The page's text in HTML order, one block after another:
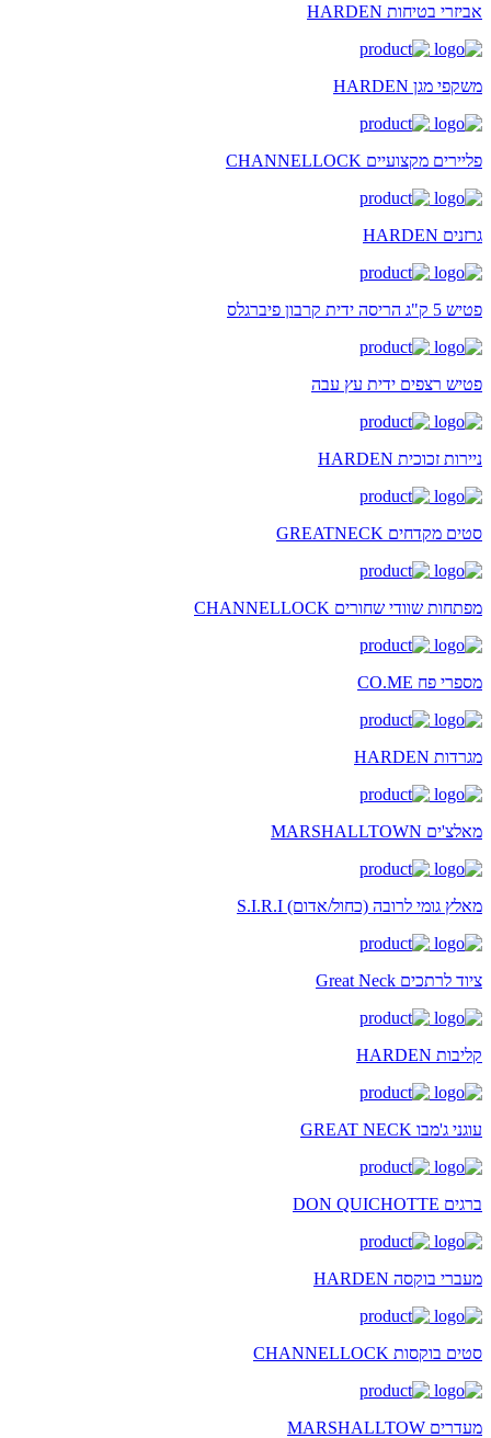
אביזרי בטיחות HARDEN
משקפי מגן HARDEN
פליירים מקצועיים CHANNELLOCK
גרזנים HARDEN
פטיש 5 ק"ג הריסה ידית קרבון פיברגלס
פטיש רצפים ידית עץ עבה
ניירות זכוכית HARDEN
סטים מקדחים GREATNECK
מפתחות שוודי שחורים CHANNELLOCK
מספרי פח CO.ME
מגרדות HARDEN
מאלצ'ים MARSHALLTOWN
מאלץ גומי לרובה (כחול/אדום) S.I.R.I
ציוד לרתכים Great Neck
קליבות HARDEN
עוגני ג'מבו GREAT NECK
ברגים DON QUICHOTTE
מעברי בוקסה HARDEN
סטים בוקסות CHANNELLOCK
מעדרים MARSHALLTOW